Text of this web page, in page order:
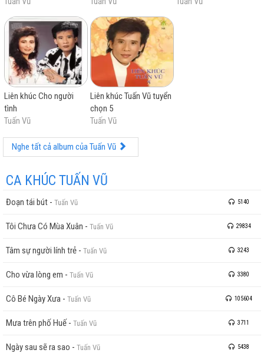
Liên khúc Cho người
tình
Tuấn Vũ
Liên khúc Tuấn Vũ tuyển
chọn 5
Tuấn Vũ
Nghe tất cả album của Tuấn Vũ
CA KHÚC TUẤN VŨ
Đoạn tái bút - Tuấn Vũ 5140
Tôi Chưa Có Mùa Xuân - Tuấn Vũ 29834
Tâm sự người lính trẻ - Tuấn Vũ 3243
Cho vừa lòng em - Tuấn Vũ 3380
Cô Bé Ngày Xưa - Tuấn Vũ 105604
Mưa trên phố Huế- Tuấn Vũ 3711
Ngày sau sẽ ra sao - Tuấn Vũ 5438